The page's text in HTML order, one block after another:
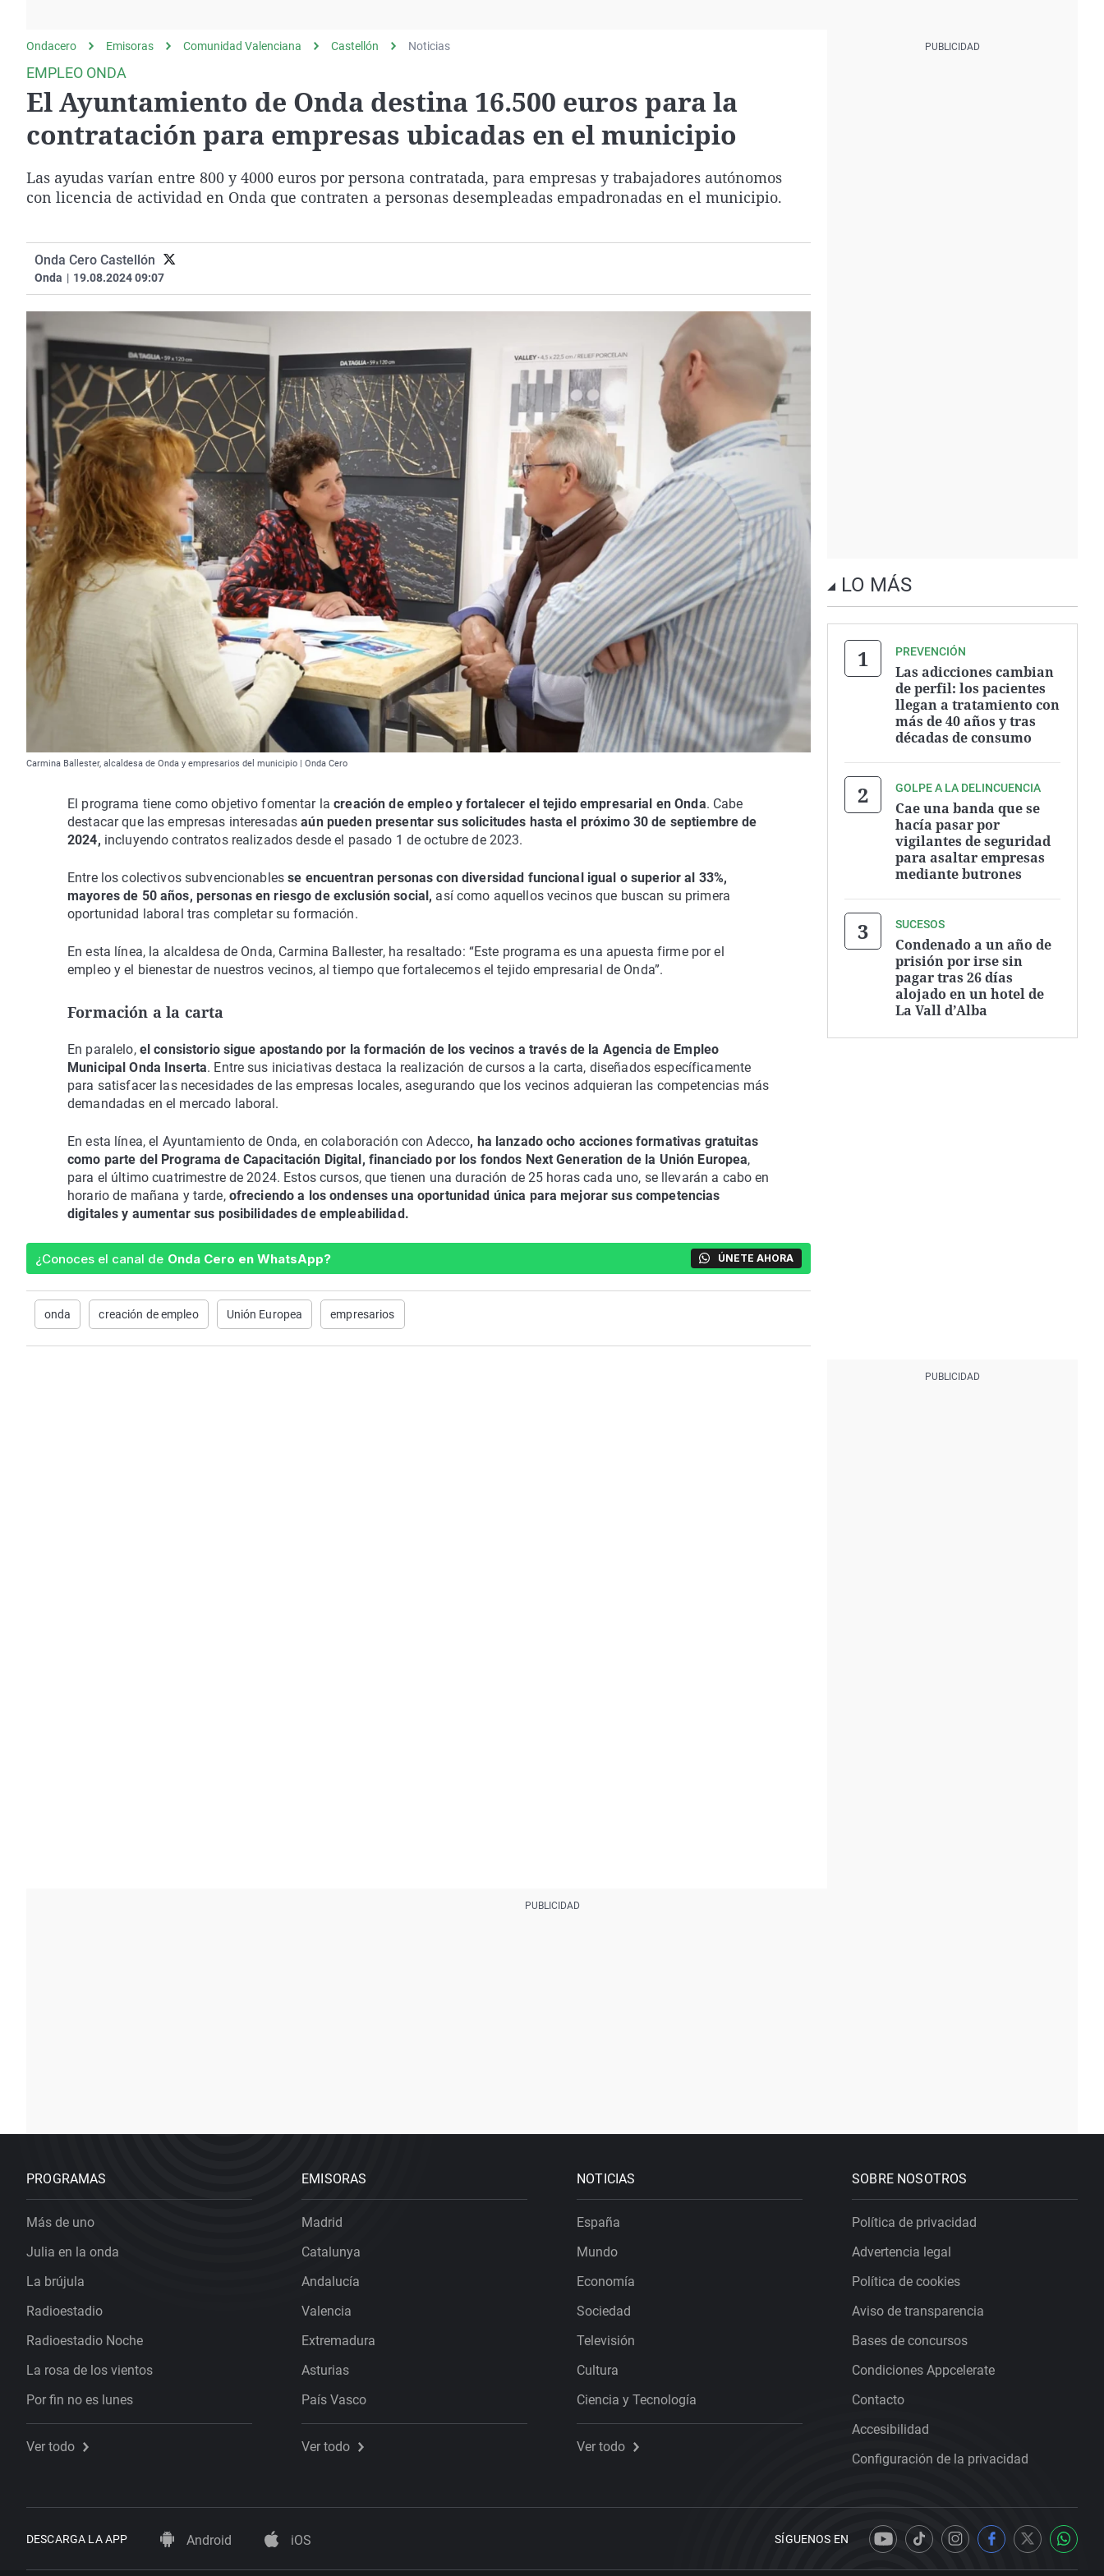
Operación Viuda
Negra
Navarra
Ondacero Emisoras Comunidad Valenciana Castellón Noticias
EMPLEO ONDA
El Ayuntamiento de Onda destina 16.500 euros para la
contratación para empresas ubicadas en el municipio
Las ayudas varían entre 800 y 4000 euros por persona contratada, para empresas y trabajadores autónomos
con licencia de actividad en Onda que contraten a personas desempleadas empadronadas en el municipio.
Onda Cero Castellón
Onda | 19.08.2024 09:07
Carmina Ballester, alcaldesa de Onda y empresarios del municipio | Onda Cero
El programa tiene como objetivo fomentar la creación de empleo y fortalecer el tejido empresarial en Onda. Cabe
destacar que las empresas interesadasaún pueden presentar sus solicitudes hasta el próximo 30 de septiembre de
2024, incluyendo contratos realizados desde el pasado 1 de octubre de 2023.
Entre los colectivos subvencionablesse encuentran personas con diversidad funcional igual o superior al 33%,
mayores de 50 años, personas en riesgo de exclusión social, así como aquellos vecinos que buscan su primera
oportunidad laboral tras completar su formación.
En esta línea, la alcaldesa de Onda, Carmina Ballester, ha resaltado: “Este programa es una apuesta firme por el
empleo y el bienestar de nuestros vecinos, al tiempo que fortalecemos el tejido empresarial de Onda”.
Formación a la carta
En paralelo,el consistorio sigue apostando por la formación de los vecinos a través de la Agencia de Empleo
Municipal Onda Inserta. Entre sus iniciativas destaca la realización de cursos a la carta, diseñados específicamente
para satisfacer las necesidades de las empresas locales, asegurando que los vecinos adquieran las competencias más
demandadas en el mercado laboral.
En esta línea, el Ayuntamiento de Onda, en colaboración con Adecco, ha lanzado ocho acciones formativas gratuitas
como parte del Programa de Capacitación Digital, financiado por los fondos Next Generation de la Unión Europea,
para el último cuatrimestre de 2024. Estos cursos, que tienen una duración de 25 horas cada uno, se llevarán a cabo en
horario de mañana y tarde, ofreciendo a los ondenses una oportunidad única para mejorar sus competencias
digitales y aumentar sus posibilidades de empleabilidad.
¿Conoces el canal de Onda Cero en WhatsApp? ÚNETE AHORA
onda creación de empleo Unión Europea empresarios
LO MÁS
PREVENCIÓN
Las adicciones cambian
de perfil: los pacientes
llegan a tratamiento con
más de 40 años y tras
décadas de consumo
GOLPE A LA DELINCUENCIA
Cae una banda que se
hacía pasar por
vigilantes de seguridad
para asaltar empresas
mediante butrones
SUCESOS
Condenado a un año de
prisión por irse sin
pagar tras 26 días
alojado en un hotel de
La Vall d’Alba
PROGRAMAS
Más de uno
Julia en la onda
La brújula
Radioestadio
Radioestadio Noche
La rosa de los vientos
Por fin no es lunes
Ver todo
EMISORAS
Madrid
Catalunya
Andalucía
Valencia
Extremadura
Asturias
País Vasco
Ver todo
NOTICIAS
España
Mundo
Economía
Sociedad
Televisión
Cultura
Ciencia y Tecnología
Ver todo
SOBRE NOSOTROS
Política de privacidad
Advertencia legal
Política de cookies
Aviso de transparencia
Bases de concursos
Condiciones Appcelerate
Contacto
Accesibilidad
Configuración de la privacidad
DESCARGA LA APP Android iOS SÍGUENOS EN